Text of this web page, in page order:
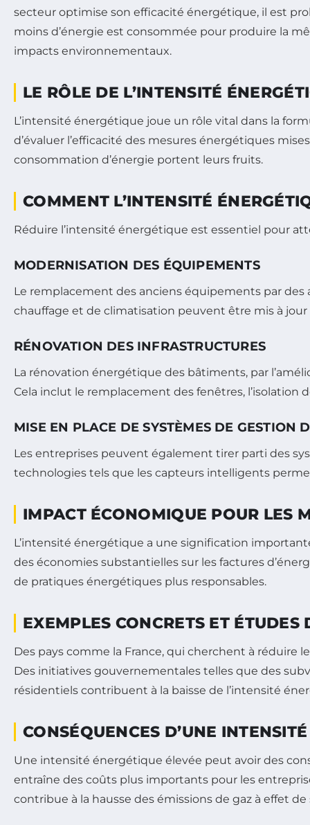
secteur optimise son efficacité énergétique, il est
moins d’énergie est consommée pour produire la
impacts environnementaux.
LE RÔLE DE L’INTENSITÉ
L’intensité énergétique joue un rôle vital dans la
d’évaluer l’efficacité des mesures énergétiques
consommation d’énergie portent leurs fruits.
COMMENT L’INTENSITÉ
Réduire l’intensité énergétique est essentiel pour
MODERNISATION DES ÉQUIPEMENTS
Le remplacement des anciens équipements par
chauffage et de climatisation peuvent être mis à
RÉNOVATION DES INFRASTRUCTURES
La rénovation énergétique des bâtiments, par
Cela inclut le remplacement des fenêtres, l’isolation
MISE EN PLACE DE SYSTÈMES DE GESTION
Les entreprises peuvent également tirer parti des
technologies tels que les capteurs intelligents
IMPACT ÉCONOMIQUE POUR LES
L’intensité énergétique a une signification
des économies substantielles sur les factures
de pratiques énergétiques plus responsables.
EXEMPLES CONCRETS ET ÉTUDES
Des pays comme la France, qui cherchent à réduire
Des initiatives gouvernementales telles que des
résidentiels contribuent à la baisse de l’intensité
CONSÉQUENCES D’UNE
Une intensité énergétique élevée peut avoir des
entraîne des coûts plus importants pour les
contribue à la hausse des émissions de gaz à effet